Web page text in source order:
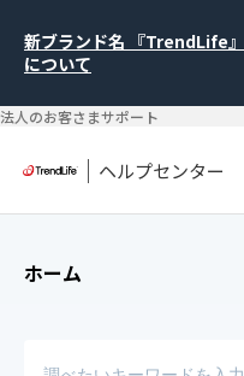
新ブランド名 『TrendLife
について
法人のお客さまサポート
ヘルプセンター
ホーム